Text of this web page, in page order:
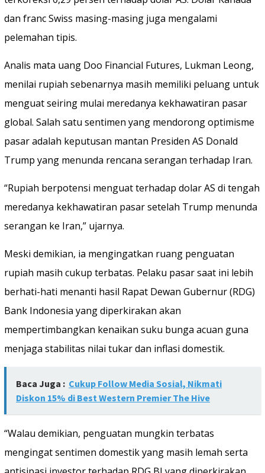
dan franc Swiss masing-masing juga mengalami
pelemahan tipis.
Analis mata uang Doo Financial Futures, Lukman Leong,
menilai rupiah sebenarnya masih memiliki peluang untuk
menguat seiring mulai meredanya kekhawatiran pasar
global. Salah satu sentimen yang mendorong optimisme
pasar adalah keputusan mantan Presiden AS Donald
Trump yang menunda rencana serangan terhadap Iran.
“Rupiah berpotensi menguat terhadap dolar AS di tengah
meredanya kekhawatiran pasar setelah Trump menunda
serangan ke Iran,” ujarnya.
Meski demikian, ia mengingatkan ruang penguatan
rupiah masih cukup terbatas. Pelaku pasar saat ini lebih
berhati-hati menanti hasil Rapat Dewan Gubernur (RDG)
Bank Indonesia yang diperkirakan akan
mempertimbangkan kenaikan suku bunga acuan guna
menjaga stabilitas nilai tukar dan inflasi domestik.
Baca Juga : Cukup Follow Media Sosial, Nikmati
Diskon 15% di Best Western Premier The Hive
“Walau demikian, penguatan mungkin terbatas
mengingat sentimen domestik yang masih lemah serta